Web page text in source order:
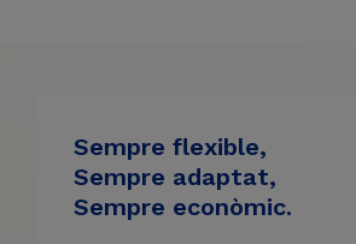
Sempre flexible,
Sempre adaptat,
Sempre econòmic.